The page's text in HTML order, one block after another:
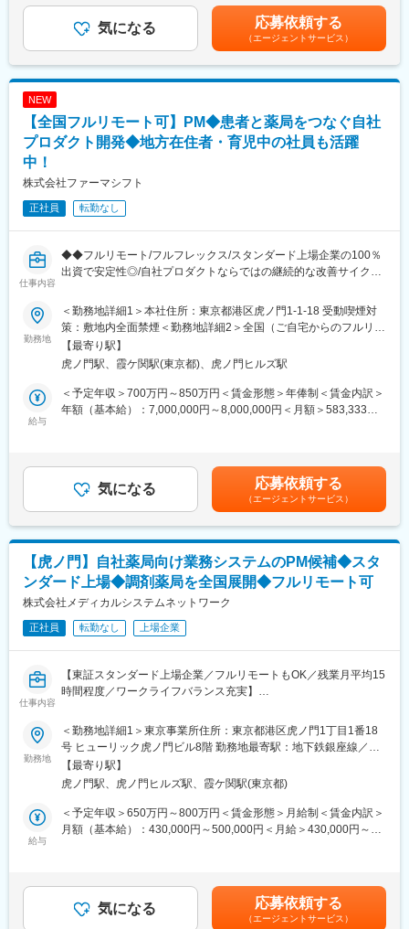
・資格取得後は、資格手当として給与にも反映されます。
■働き方：
・基本土日祝休み／年3回の大型連休あり
・残業20h以内
・転居を伴う転勤はありません
■やりがい：
を聞くことで、お客様と信頼関係を築き、お客様の健康管理に貢
献することができます。
・「この薬すごく効き目があって良かったよ。」「こないだのリ
ンゴ酢美味しかった！ちょうどまた買おうと思ってたの。来てく
れてありがとう。」など、「ありがとう」という言葉が一番のや
りがいです。
月に1回程度のペースでお客様宅を訪問
※社用車（軽自動車）に乗ってお客様宅へ訪問をします。（1件あ
※一部、新たに配置薬を置いていただくお客様への訪問がありま
品です。
・社員 → 主任 → 所長 → 課長 → 部長と着実にステップアップが
可能です。
・年功序列ではなく、実績と姿勢を見て判断
努力やプロセスもしっかり評価される制度があります。
（2）半期ごとの評価で、頑張りが収入に反映
・評価は半年ごとに実施
・個人成績をもとに、業績連動給として毎月の給与に上乗せ
最初は思うように数字が出なくても、続けていく中で評価が積み
・入社直後～2週間 ： OJT形式で、薬の種類や成分など基礎知識
を身につけます。
・入社2週間～1カ月 ： 先輩社員に同行し、仕事の流れを学びま
・入社1カ月以降 ： 慣れてきたら独り立ち。既存のお客様をメイ
ンに訪問します。
＜専門資格を取得できる＞
・入社後は、医薬品販売の専門知識を身につけるために、登録販
売者資格を取得していただきます。社内の合格率は90％となって
おり、研修を含めて会社が全面的にサポートします。
・資格取得後は、資格手当として給与にも反映されます。
変更の範囲：会社の定める業務
年収は当社規定に基づき、年齢や経験に応じて決定します。・昇
給：年1回（4月）＜モデル給与＞※入社3年目平均基本給＋各種手
当＋業績連動給→総支給月額344,141円※業績連動給：月の予算達
成や売り上げに対して支払われます。賃金はあくまでも目安の金
額であり、選考を通じて上下する可能性があります。月給(月額)は
気になる 応募依頼する
（エージェントサービス）
NEW
【全国フルリモート可】PM◆患者と薬局をつなぐ自社
プロダクト開発◆地方在住者・育児中の社員も活躍
中！
株式会社ファーマシフト
正社員 転勤なし
仕事内容
◆◆フルリモート/フルフレックス/スタンダード上場企業の100％
出資で安定性◎/自社プロダクトならではの継続的な改善サイクル
■概要 ～地方在住者・育児中の社員も活躍中！～
ファーマシフトでは、LINEを活用した「つながる薬局」を中心
に、患者と薬局をつなぐ医療プラットフォームの開発・運営を行
っています。
本ポジションでは、開発現場に近い立場で、プロジェクトを着実
に前へ進めるミドルPMとしての役割を期待しています。
親会社 メディカルシステムネットワークでは、「なの花薬局」チ
■事業概要
「すべての人が健康を自ら選択できる社会」の実現を目指し、患
者と薬局のコミュニケーションを支援するデジタル医療プラット
服薬フォロー・オンライン服薬指導など、薬局と患者の接点をよ
り便利にするためのサービスです。2026年6月現在、友だち登録
者数は220万人を突破。より多くの患者・薬局に利用されるサー
ビスへと成長を続けています。
■業務内容
・PdM、エンジニア、QA、セールス、CSなど関係者との調整
・PdMが整理した企画・仕様・優先度を踏まえた開発進行計画へ
の落とし込み
・進行管理、スケジュール管理、マイルストーン管理
・障害、不具合、仕様確認等に関する関係者調整
・開発プロセス、チケット管理、リリース運用等の継続的な改善
■開発体制
14名（協力会社含む）の開発チームです。内製化を進めており、
アジャイルで開発を進めています。
◎フルフレックスのため、業務状況やチームとの連携を踏まえつ
つ柔軟に働くことが可能。
勤務地
＜勤務地詳細1＞本社住所：東京都港区虎ノ門1-1-18 受動喫煙対
策：敷地内全面禁煙＜勤務地詳細2＞全国（ご自宅からのフルリモ
ート中心）住所：東京都 受動喫煙対策：敷地内全面禁煙変更の範
囲：会社の定める事業所（リモートワーク含む）
【最寄り駅】
虎ノ門駅、霞ケ関駅(東京都)、虎ノ門ヒルズ駅
給与
＜予定年収＞700万円～850万円＜賃金形態＞年俸制＜賃金内訳＞
年額（基本給）：7,000,000円～8,000,000円＜月額＞583,333円
あります。月給(月額)は固定手当を含めた表記です。
気になる 応募依頼する
（エージェントサービス）
【虎ノ門】自社薬局向け業務システムのPM候補◆スタ
ンダード上場◆調剤薬局を全国展開◆フルリモート可
株式会社メディカルシステムネットワーク
正社員 転勤なし 上場企業
仕事内容
【東証スタンダード上場企業／フルリモートもOK／残業月平均15
時間程度／ワークライフバランス充実】
■業務概要：
「なの花薬局」チェーンの運営・同社グループや加盟登録してい
る一般保険薬局等の医療機関に対し、医薬品調達から薬剤師研修
までの保険薬局運営支援サービスを提供する当社で、プロジェク
トマネージャー業務をお任せします。
＜具体的に＞
業務事例：
直営店約450店舗の管理運用システム
医薬品ネットワーク加盟店(約10,000店舗)のシステム運用・開発
勤務地
＜勤務地詳細1＞東京事業所住所：東京都港区虎ノ門1丁目1番18
号 ヒューリック虎ノ門ビル8階 勤務地最寄駅：地下鉄銀座線／虎
ノ門駅受動喫煙対策：屋内全面禁煙＜勤務地詳細2＞全国（ご自宅
からのフルリモート中心）住所：支社・支店／全国各地 受動喫煙
トワーク含む）
【最寄り駅】
虎ノ門駅、虎ノ門ヒルズ駅、霞ケ関駅(東京都)
給与
＜予定年収＞650万円～800万円＜賃金形態＞月給制＜賃金内訳＞
月額（基本給）：430,000円～500,000円＜月給＞430,000円～
も目安の金額であり、選考を通じて上下する可能性があります。
月給(月額)は固定手当を含めた表記です。
気になる 応募依頼する
（エージェントサービス）